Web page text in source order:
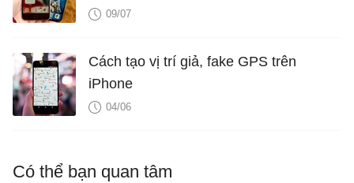
09/07
Cách tạo vị trí giả, fake GPS trên
iPhone
04/06
Có thể bạn quan tâm